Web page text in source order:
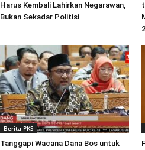
Harus Kembali Lahirkan Negarawan,
Bukan Sekadar Politisi
Berita PKS
Tanggapi Wacana Dana Bos untuk